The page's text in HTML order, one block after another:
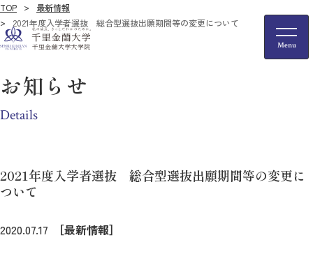
TOP
最新情報
2021年度入学者選抜 総合型選抜出願期間等の変更について
お知らせ
Details
2021年度入学者選抜 総合型選抜出願期間等の変更に
ついて
2020.07.17 ［最新情報］